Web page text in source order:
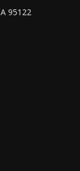
95122